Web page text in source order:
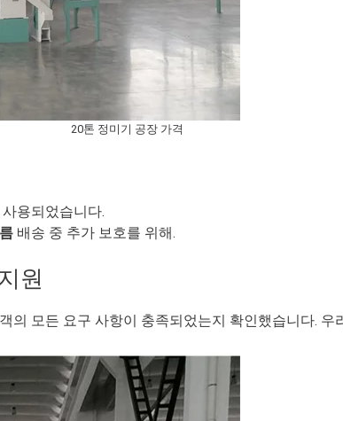
20톤 정미기 공장 가격
용되었습니다.
배송 중 추가 보호를 위해.
원
모든 요구 사항이 충족되었는지 확인했습니다. 우